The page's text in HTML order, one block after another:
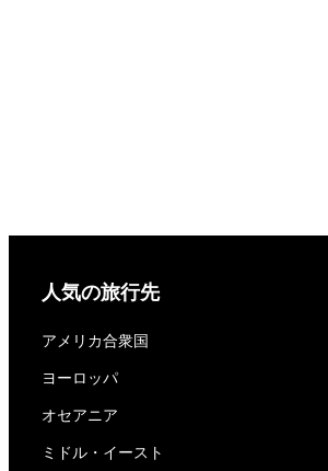
人気の旅行先
アメリカ合衆国
ヨーロッパ
オセアニア
ミドル・イースト